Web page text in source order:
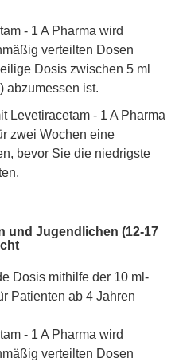
- 1 A Pharma wird
verteilten Dosen
Dosis zwischen 5 ml
abzumessen ist.
Levetiracetam - 1 A Pharma
zwei Wochen eine
bevor Sie die niedrigste
und Jugendlichen (12-17
Dosis mithilfe der 10 ml-
Patienten ab 4 Jahren
- 1 A Pharma wird
verteilten Dosen